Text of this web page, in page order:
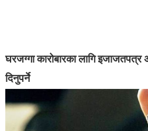
घरजग्गा कारोबारका लागि
दिनुपर्ने